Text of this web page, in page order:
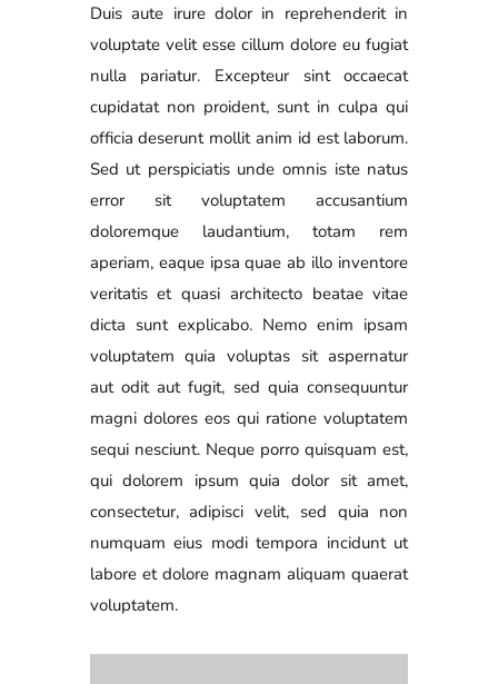
Duis aute irure dolor in reprehenderit in
voluptate velit esse cillum dolore eu fugiat
nulla pariatur. Excepteur sint occaecat
cupidatat non proident, sunt in culpa qui
officia deserunt mollit anim id est laborum.
Sed ut perspiciatis unde omnis iste natus
error sit voluptatem accusantium
doloremque laudantium, totam rem
aperiam, eaque ipsa quae ab illo inventore
veritatis et quasi architecto beatae vitae
dicta sunt explicabo. Nemo enim ipsam
voluptatem quia voluptas sit aspernatur
aut odit aut fugit, sed quia consequuntur
magni dolores eos qui ratione voluptatem
sequi nesciunt. Neque porro quisquam est,
qui dolorem ipsum quia dolor sit amet,
consectetur, adipisci velit, sed quia non
numquam eius modi tempora incidunt ut
labore et dolore magnam aliquam quaerat
voluptatem.